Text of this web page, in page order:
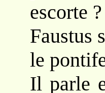
escorte ?
Faustus
le
Il parle